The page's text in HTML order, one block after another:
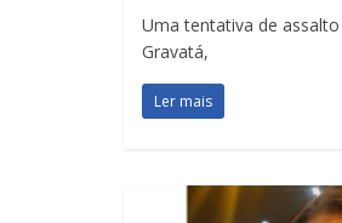
Uma tentativa de
Gravatá,
Ler mais